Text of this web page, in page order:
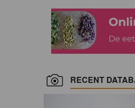
RECENT